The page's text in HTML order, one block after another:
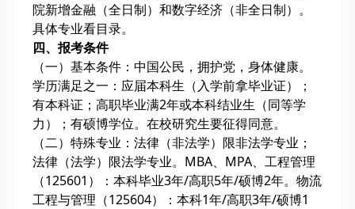
院新增金融（全日制）和数字经济（非全日制）。
具体专业看目录。
四、报考条件
（一）基本条件：中国公民，拥护党，身体健康。
学历满足之一：应届本科生（入学前拿毕业证）；
有本科证；高职毕业满2年或本科结业生（同等学
力）；有硕博学位。在校研究生要征得同意。
（二）特殊专业：法律（非法学）限非法学专业；
法律（法学）限法学专业。MBA、MPA、工程管理
（125601）：本科毕业3年/高职5年/硕博2年。物流
工程与管理（125604）：本科1年/高职3年/硕博1